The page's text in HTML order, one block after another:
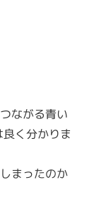
ながる青い
く分かりま
まったのか